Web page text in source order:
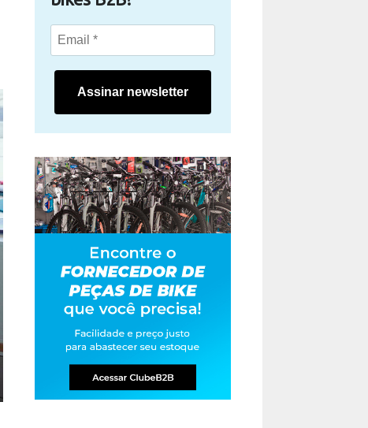
Assinar newsletter